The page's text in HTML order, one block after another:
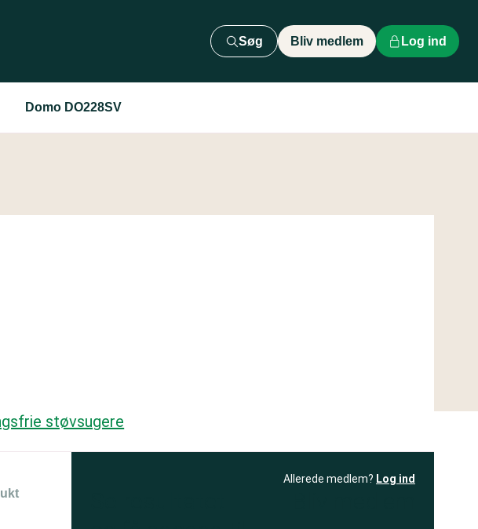
Søg Bliv medlem Log ind
Domo DO228SV
støvsugere
Allerede medlem? Log ind